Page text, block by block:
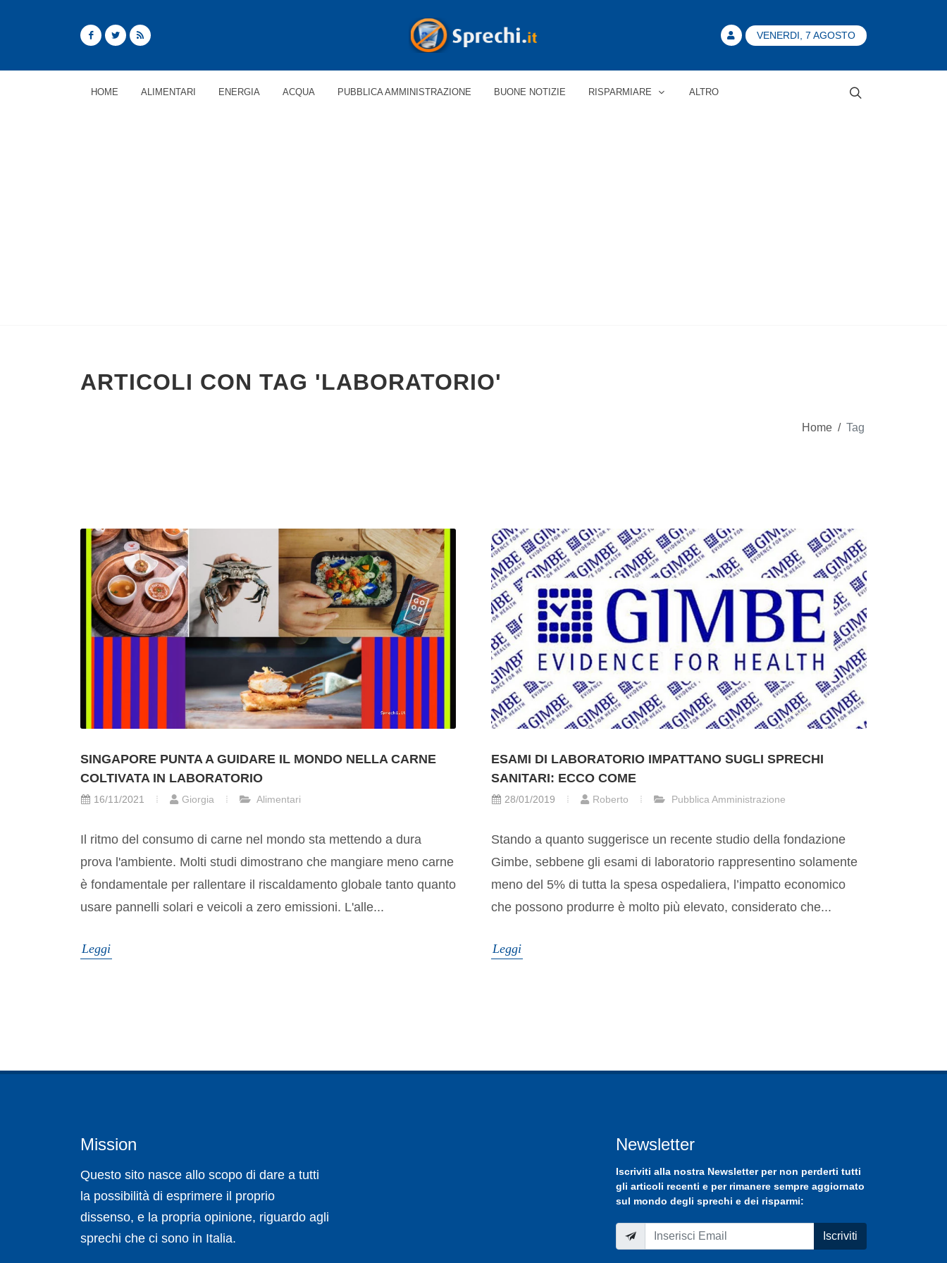
VENERDI, 7 AGOSTO
HOME ALIMENTARI ENERGIA ACQUA PUBBLICA AMMINISTRAZIONE BUONE NOTIZIE RISPARMIARE ALTRO
ARTICOLI CON TAG 'LABORATORIO'
Home / Tag
SINGAPORE PUNTA A GUIDARE IL MONDO NELLA CARNE
COLTIVATA IN LABORATORIO
16/11/2021 Giorgia Alimentari
Il ritmo del consumo di carne nel mondo sta mettendo a dura
prova l'ambiente. Molti studi dimostrano che mangiare meno carne
è fondamentale per rallentare il riscaldamento globale tanto quanto
usare pannelli solari e veicoli a zero emissioni. L'alle...
Leggi
ESAMI DI LABORATORIO IMPATTANO SUGLI SPRECHI
SANITARI: ECCO COME
28/01/2019 Roberto Pubblica Amministrazione
Stando a quanto suggerisce un recente studio della fondazione
Gimbe, sebbene gli esami di laboratorio rappresentino solamente
meno del 5% di tutta la spesa ospedaliera, l’impatto economico
che possono produrre è molto più elevato, considerato che...
Leggi
Mission
Questo sito nasce allo scopo di dare a tutti
la possibilità di esprimere il proprio
dissenso, e la propria opinione, riguardo agli
sprechi che ci sono in Italia.
Newsletter
Iscriviti alla nostra Newsletterper non perderti tutti
gli articoli recenti e per rimanere sempre aggiornato
sul mondo degli sprechi e dei risparmi:
Iscriviti